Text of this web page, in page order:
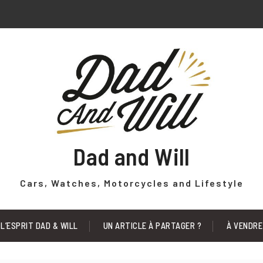
Dad and Will
Cars, Watches, Motorcycles and Lifestyle
L’ESPRIT DAD & WILL UN ARTICLE À PARTAGER ? À VENDRE